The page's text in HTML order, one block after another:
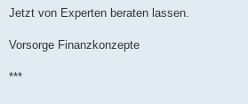
Jetzt von Experten beraten lassen.
Vorsorge Finanzkonzepte
***